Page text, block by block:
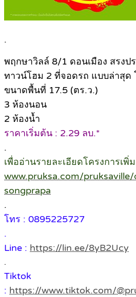
.
พฤกษาวิลล์ 8/1 ดอนเมือง สรงป
ทาวน์โฮม 2 ที่จอดรถ แบบล่าสุด
ขนาดพื้นที่ 17.5 (ตร.ว.)
3 ห้องนอน
2 ห้องน้ำ
ราคาเริ่มต้น : 2.29 ลบ.*
.
เพื่ออ่านรายละเอียดโครงการเพิ่
www.pruksa.com/
songprapa
.
โทร : 0895225727
.
Line : https://lin.ee/8yB2Ucy
.
Tiktok
: https://www.tiktok.com/